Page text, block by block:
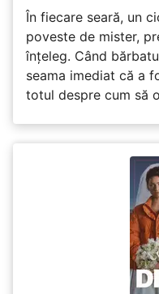
În fiecare seară, un
poveste de mister,
înțeleg. Când
seama imediat că a
totul despre cum să